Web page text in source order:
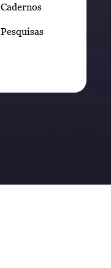
Cadernos
Pesquisas